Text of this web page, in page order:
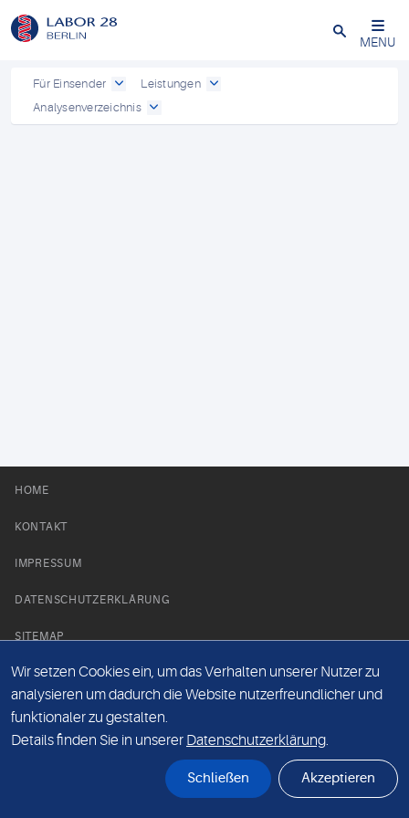
Schließen
MENU
Für Einsender
Leistungen
Analysenverzeichnis
HOME
KONTAKT
IMPRESSUM
DATENSCHUTZERKLÄRUNG
SITEMAP
NEWS PARTNER
Wir setzen Cookies ein, um das Verhalten unserer Nutzer zu
analysieren um dadurch die Website nutzerfreundlicher und
funktionaler zu gestalten.
Details finden Sie in unserer Datenschutzerklärung.
Schließen Akzeptieren